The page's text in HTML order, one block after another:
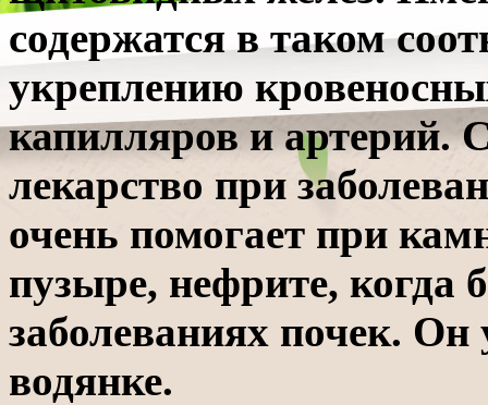
содержатся в таком
укреплению
капилляров и артерий.
лекарство при
очень помогает при
пузыре, нефрите, когда
заболеваниях почек.
водянке.